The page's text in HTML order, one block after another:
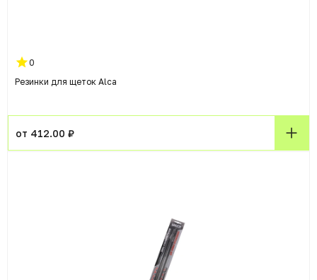
0
Резинки для щеток Alca
от 412.00 ₽